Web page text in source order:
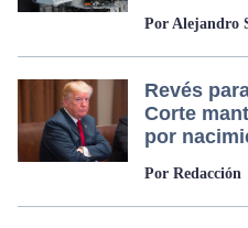
Por Alejandro
Revés
Corte
por
Por Redacción